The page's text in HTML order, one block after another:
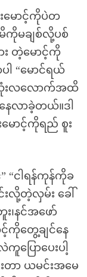
မောင့်ကိုပဲတ
ကိုမချစ်လို့ပစ်
တဲ့မောင့်ကို
ါ “မောင်ရယ်
းလလောက်အထိ
လာခဲ့တယ်။ဒါ
ောင့်ကိုရည် စူး
“ငါရန်ကုန်ကိုခ
းလို့တဲ့လှမ်း ခေါ်
နင်အဖော်
ကိုတွေ့ချင်နေ
ပြောပေးပါ့
တာ ယမင်းအမေ